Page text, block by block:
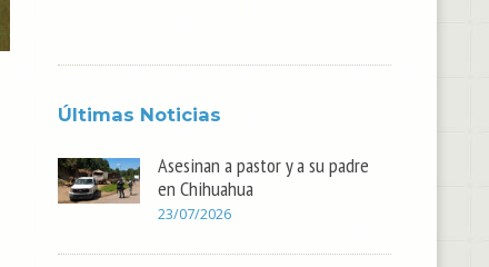
Últimas Noticias
Asesinan a pastor y a su padre
en Chihuahua
23/07/2026